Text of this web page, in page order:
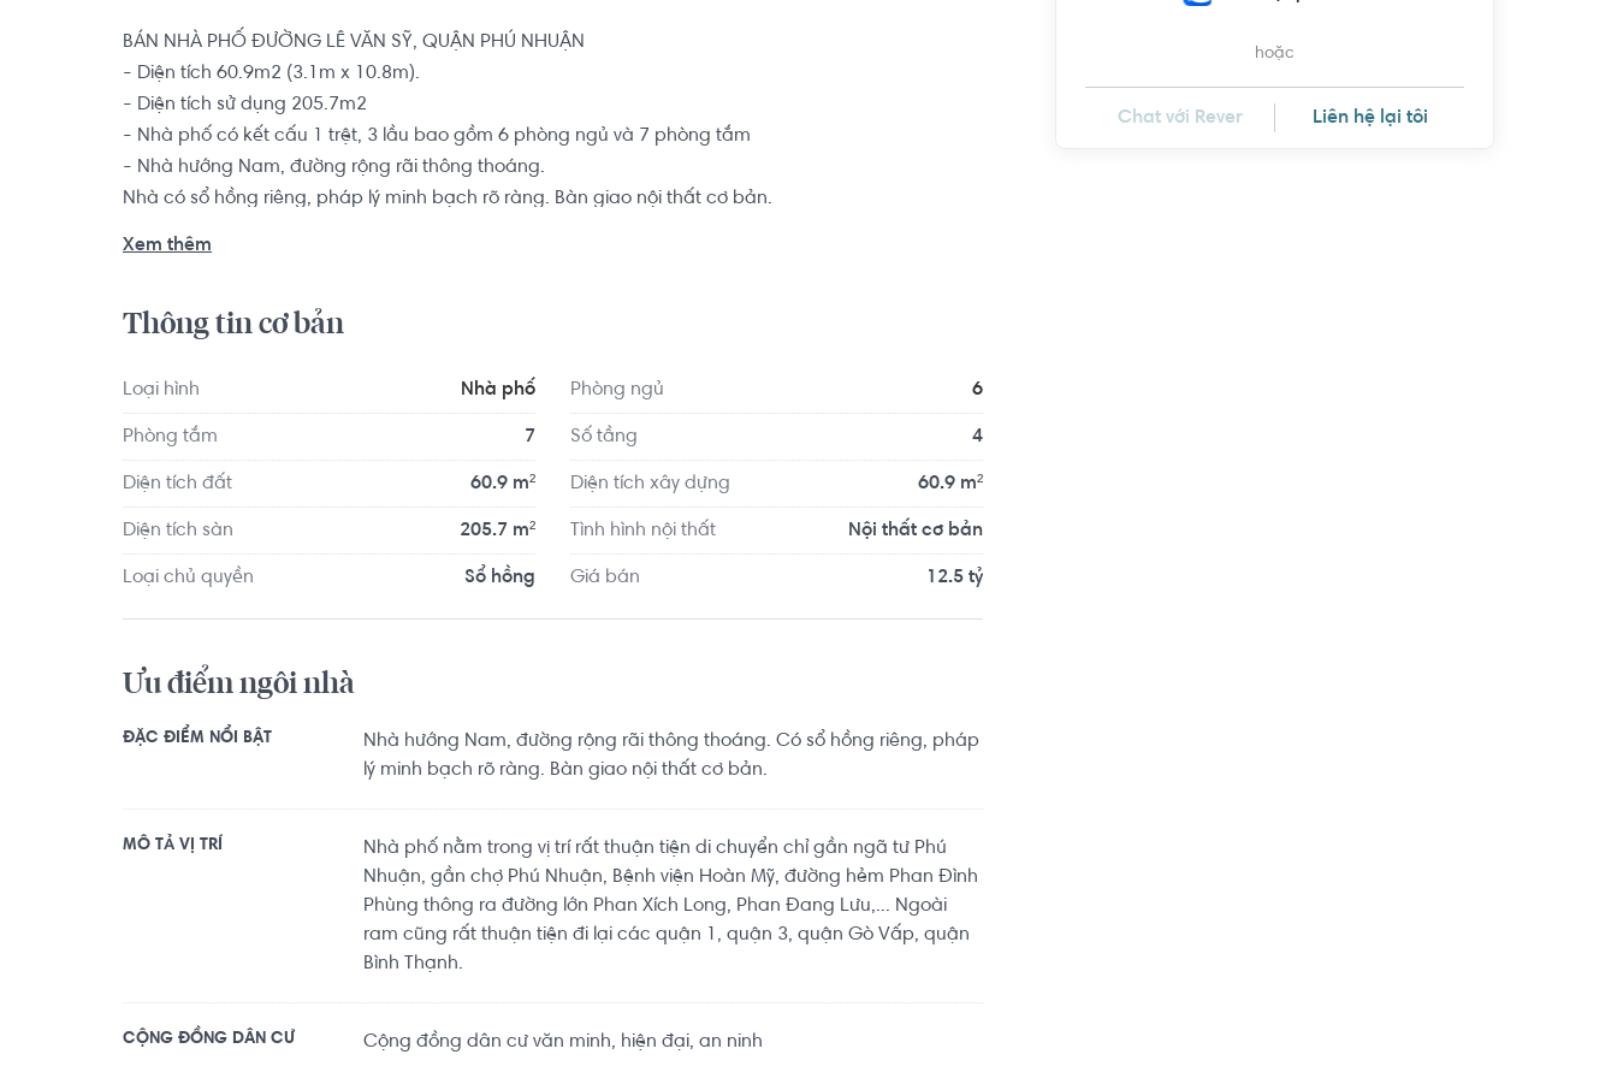
BÁN NHÀ PHỐ ĐƯỜNG LÊ VĂN SỸ, QUẬN PHÚ NHUẬN
- Diện tích 60.9m2 (3.1m x 10.8m).
- Diện tích sử dụng 205.7m2
- Nhà phố có kết cấu 1 trệt, 3 lầu bao gồm 6 phòng ngủ và 7 phòng tắm
- Nhà hướng Nam, đường rộng rãi thông thoáng.
Nhà có sổ hồng riêng, pháp lý minh bạch rõ ràng. Bàn giao nội thất cơ bản.
Lưu,... Ngoài ram cũng rất thuận tiện đi lại các quận 1, quận 3, quận Gò Vấp, quận Bình Thạnh.
Xem thêm
Thông tin cơ bản
Loại hình Nhà phố Phòng ngủ 6
Phòng tắm 7 Số tầng 4
Diện tích đất 60.9 m² Diện tích xây dựng 60.9 m²
Diện tích sàn 205.7 m² Tình hình nội thất Nội thất cơ bản
Loại chủ quyền Sổ hồng Giá bán 12.5 tỷ
Ưu điểm ngôi nhà
ĐẶC ĐIỂM NỔI BẬT
Nhà hướng Nam, đường rộng rãi thông thoáng. Có sổ hồng riêng, pháp
lý minh bạch rõ ràng. Bàn giao nội thất cơ bản.
MÔ TẢ VỊ TRÍ
Nhà phố nằm trong vị trí rất thuận tiện di chuyển chỉ gần ngã tư Phú
Nhuận, gần chợ Phú Nhuận, Bệnh viện Hoàn Mỹ, đường hẻm Phan Đình
Phùng thông ra đường lớn Phan Xích Long, Phan Đang Lưu,... Ngoài
ram cũng rất thuận tiện đi lại các quận 1, quận 3, quận Gò Vấp, quận
Bình Thạnh.
CỘNG ĐỒNG DÂN CƯ Cộng đồng dân cư văn minh, hiện đại, an ninh
hoặc
Chat với Rever Liên hệ lại tôi